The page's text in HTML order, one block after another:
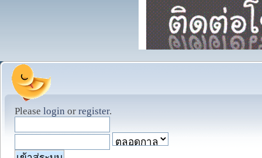
Please login or register.